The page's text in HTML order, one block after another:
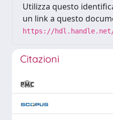
Utilizza questo
un link a questo
https://hdl.handle.net/
Citazioni